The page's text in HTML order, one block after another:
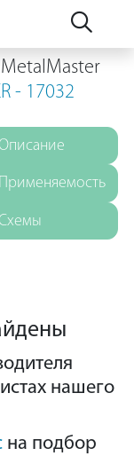
- 17032
Применяемость
нашего
на подбор